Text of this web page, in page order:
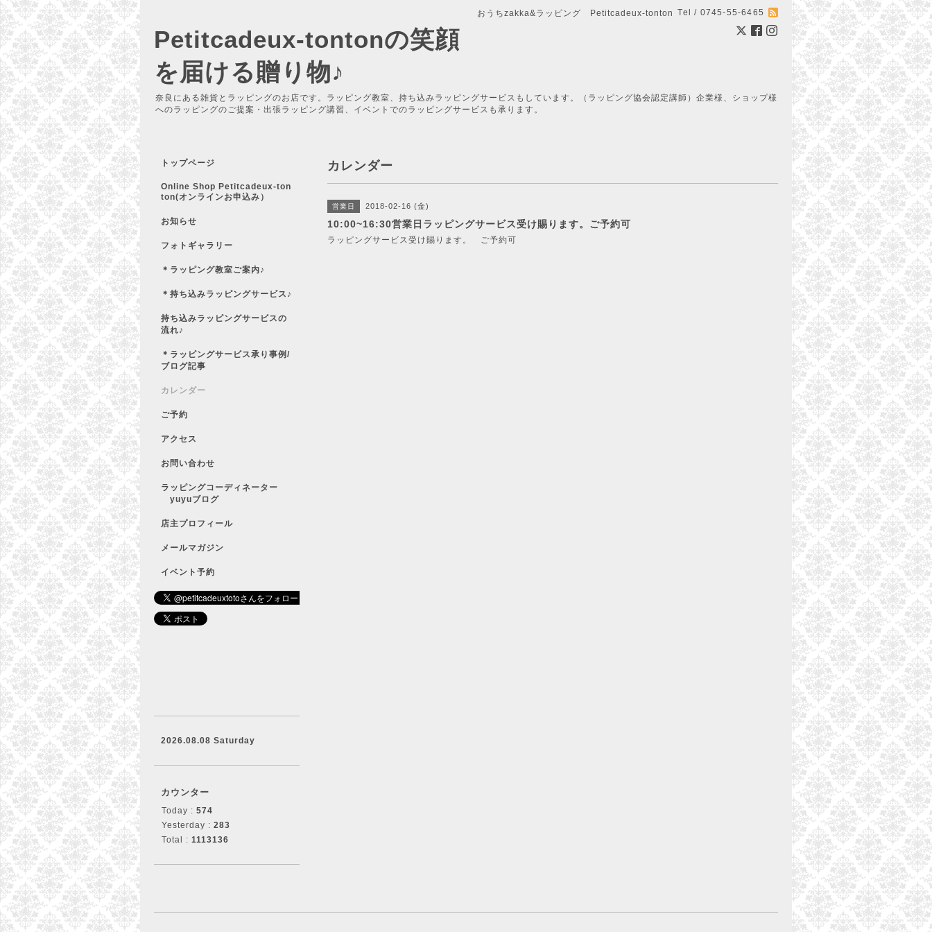
おうちzakka&ラッピング Petitcadeux-tonton Tel / 0745-55-6465
Petitcadeux-tontonの笑顔
を届ける贈り物♪
奈良にある雑貨とラッピングのお店です。ラッピング教室、持ち込みラッピングサービスもしています。（ラッピング協会認定講師）企業様、ショップ様
へのラッピングのご提案・出張ラッピング講習、イベントでのラッピングサービスも承ります。
カレンダー
営業日 2018-02-16 (金)
10:00~16:30営業日ラッピングサービス受け賜ります。ご予約可
ラッピングサービス受け賜ります。 ご予約可
トップページ
Online Shop Petitcadeux-ton
ton(オンラインお申込み）
お知らせ
フォトギャラリー
＊ラッピング教室ご案内♪
＊持ち込みラッピングサービス♪
持ち込みラッピングサービスの
流れ♪
＊ラッピングサービス承り事例/
ブログ記事
カレンダー
ご予約
アクセス
お問い合わせ
ラッピングコーディネーター
yuyuブログ
店主プロフィール
メールマガジン
イベント予約
2026.08.08 Saturday
カウンター
Today : 574
Yesterday : 283
Total : 1113136